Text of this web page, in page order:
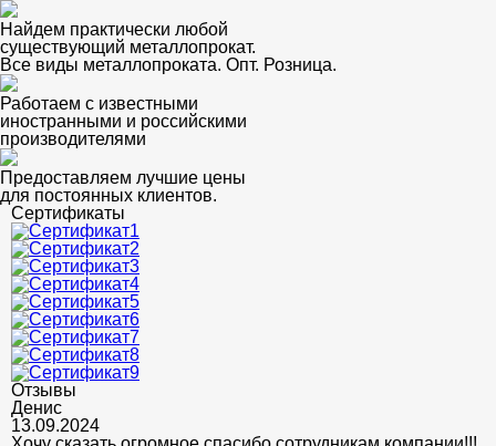
Найдем практически любой
существующий металлопрокат.
Все виды металлопроката. Опт. Розница.
Работаем с известными
иностранными и российскими
производителями
Предоставляем лучшие цены
для постоянных клиентов.
Сертификаты
Отзывы
Денис
13.09.2024